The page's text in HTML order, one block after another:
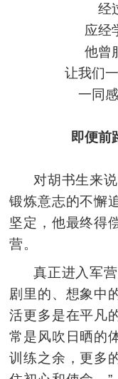
经
应经
他曾
让我们
一同
即便前
对胡书生来
锻炼意志的不懈
坚定，他最终得
营。
真正进入军
剧里的、想象中
活更多是在平凡
常是风吹日晒的
训练之余，更多